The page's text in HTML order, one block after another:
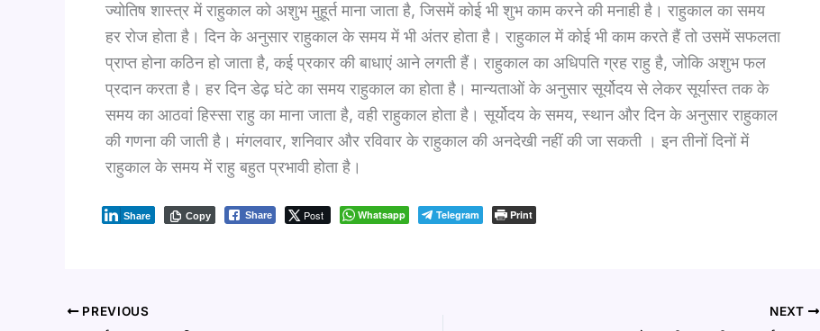
ज्योतिष शास्त्र में राहुकाल को अशुभ मुहूर्त माना जाता है, जिसमें कोई भी शुभ काम करने की मनाही है। राहुकाल का समय
हर रोज होता है। दिन के अनुसार राहुकाल के समय में भी अंतर होता है। राहुकाल में कोई भी काम करते हैं तो उसमें सफलता
प्राप्त होना कठिन हो जाता है, कई प्रकार की बाधाएं आने लगती हैं। राहुकाल का अधिपति ग्रह राहु है, जोकि अशुभ फल
प्रदान करता है। हर दिन डेढ़ घंटे का समय राहुकाल का होता है। मान्यताओं के अनुसार सूर्योदय से लेकर सूर्यास्त तक के
समय का आठवां हिस्सा राहु का माना जाता है, वही राहुकाल होता है। सूर्योदय के समय, स्थान और दिन के अनुसार राहुकाल
की गणना की जाती है। मंगलवार, शनिवार और रविवार के राहुकाल की अनदेखी नहीं की जा सकती । इन तीनों दिनों में
राहुकाल के समय में राहु बहुत प्रभावी होता है।
Share Post
Share Whatsapp Telegram
Copy Print
PREVIOUS NEXT